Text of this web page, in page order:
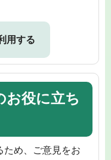
用する
お役に立ち
ため、ご意見をお